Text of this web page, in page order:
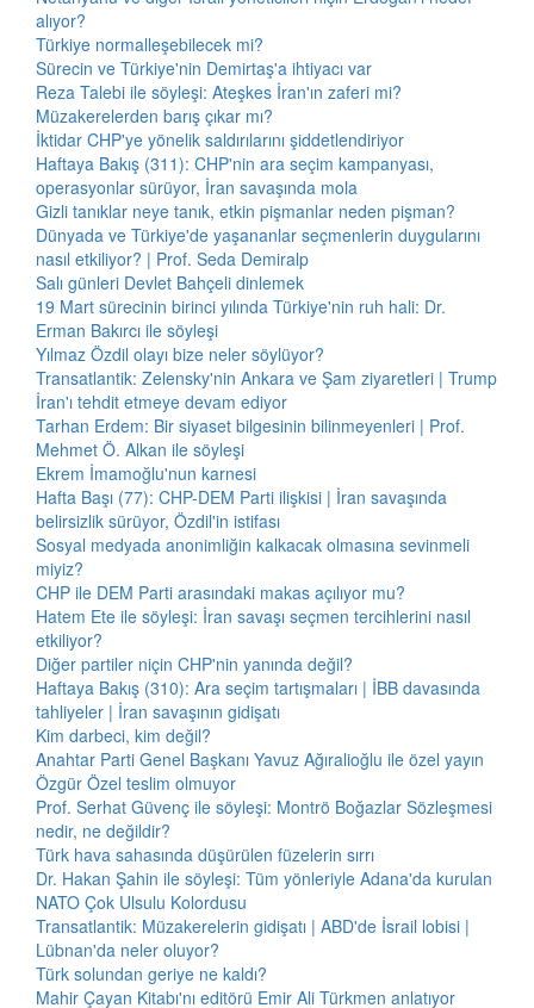
alıyor?
Türkiye normalleşebilecek mi?
Sürecin ve Türkiye'nin Demirtaş'a ihtiyacı var
Reza Talebi ile söyleşi: Ateşkes İran'ın zaferi mi?
Müzakerelerden barış çıkar mı?
İktidar CHP'ye yönelik saldırılarını şiddetlendiriyor
Haftaya Bakış (311): CHP'nin ara seçim kampanyası,
operasyonlar sürüyor, İran savaşında mola
Gizli tanıklar neye tanık, etkin pişmanlar neden pişman?
Dünyada ve Türkiye'de yaşananlar seçmenlerin duygularını
nasıl etkiliyor? | Prof. Seda Demiralp
Salı günleri Devlet Bahçeli dinlemek
19 Mart sürecinin birinci yılında Türkiye'nin ruh hali: Dr.
Erman Bakırcı ile söyleşi
Yılmaz Özdil olayı bize neler söylüyor?
Transatlantik: Zelensky'nin Ankara ve Şam ziyaretleri | Trump
İran'ı tehdit etmeye devam ediyor
Tarhan Erdem: Bir siyaset bilgesinin bilinmeyenleri | Prof.
Mehmet Ö. Alkan ile söyleşi
Ekrem İmamoğlu'nun karnesi
Hafta Başı (77): CHP-DEM Parti ilişkisi | İran savaşında
belirsizlik sürüyor, Özdil'in istifası
Sosyal medyada anonimliğin kalkacak olmasına sevinmeli
miyiz?
CHP ile DEM Parti arasındaki makas açılıyor mu?
Hatem Ete ile söyleşi: İran savaşı seçmen tercihlerini nasıl
etkiliyor?
Diğer partiler niçin CHP'nin yanında değil?
Haftaya Bakış (310): Ara seçim tartışmaları | İBB davasında
tahliyeler | İran savaşının gidişatı
Kim darbeci, kim değil?
Anahtar Parti Genel Başkanı Yavuz Ağıralioğlu ile özel yayın
Özgür Özel teslim olmuyor
Prof. Serhat Güvenç ile söyleşi: Montrö Boğazlar Sözleşmesi
nedir, ne değildir?
Türk hava sahasında düşürülen füzelerin sırrı
Dr. Hakan Şahin ile söyleşi: Tüm yönleriyle Adana'da kurulan
NATO Çok Ulsulu Kolordusu
Transatlantik: Müzakerelerin gidişatı | ABD'de İsrail lobisi |
Lübnan'da neler oluyor?
Türk solundan geriye ne kaldı?
Mahir Çayan Kitabı'nı editörü Emir Ali Türkmen anlatıyor